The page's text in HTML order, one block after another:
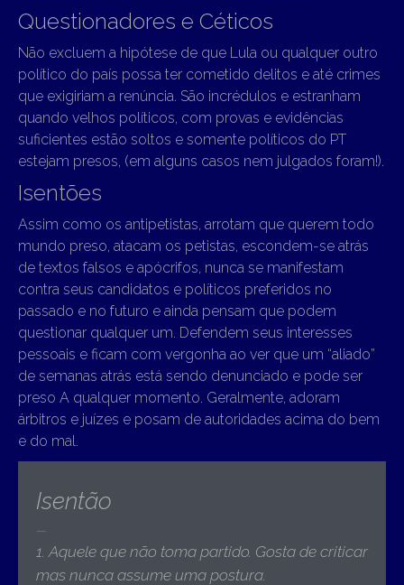
Questionadores e Céticos
Não excluem a hipótese de que Lula ou qualquer outro
político do país possa ter cometido delitos e até crimes
que exigiriam a renúncia. São incrédulos e estranham
quando velhos políticos, com provas e evidências
suficientes estão soltos e somente políticos do PT
estejam presos, (em alguns casos nem julgados foram!).
Isentões
Assim como os antipetistas, arrotam que querem todo
mundo preso, atacam os petistas, escondem-se atrás
de textos falsos e apócrifos, nunca se manifestam
contra seus candidatos e políticos preferidos no
passado e no futuro e ainda pensam que podem
questionar qualquer um. Defendem seus interesses
pessoais e ficam com vergonha ao ver que um “aliado”
de semanas atrás está sendo denunciado e pode ser
preso A qualquer momento. Geralmente, adoram
árbitros e juízes e posam de autoridades acima do bem
e do mal.
Isentão
1. Aquele que não toma partido. Gosta de criticar
mas nunca assume uma postura.